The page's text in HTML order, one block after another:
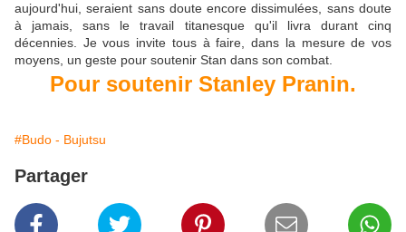
aujourd'hui, seraient sans doute encore dissimulées, sans doute
à jamais, sans le travail titanesque qu'il livra durant cinq
décennies. Je vous invite tous à faire, dans la mesure de vos
moyens, un geste pour soutenir Stan dans son combat.
Pour soutenir Stanley Pranin.
#Budo - Bujutsu
Partager